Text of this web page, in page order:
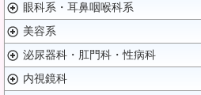
眼科系・耳鼻咽喉科系
美容系
泌尿器科・肛門科・性病科
内視鏡科